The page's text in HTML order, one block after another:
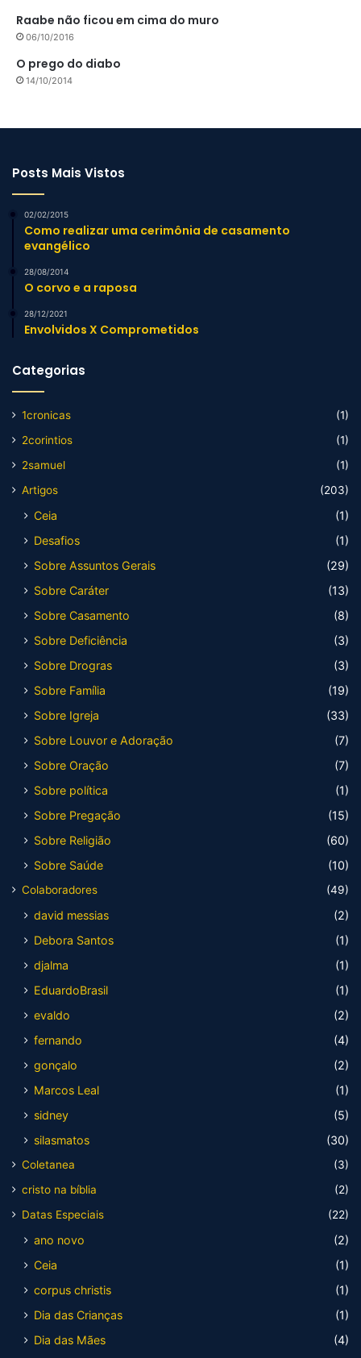
Raabe não ficou em cima do muro
06/10/2016
O prego do diabo
14/10/2014
Posts Mais Vistos
02/02/2015
Como realizar uma cerimônia de casamento
evangélico
28/08/2014
O corvo e a raposa
28/12/2021
Envolvidos X Comprometidos
Categorias
1cronicas
(1)
2corintios
(1)
2samuel
(1)
Artigos
(203)
Ceia
(1)
Desafios
(1)
Sobre Assuntos Gerais
(29)
Sobre Caráter
(13)
Sobre Casamento
(8)
Sobre Deficiência
(3)
Sobre Drogras
(3)
Sobre Família
(19)
Sobre Igreja
(33)
Sobre Louvor e Adoração
(7)
Sobre Oração
(7)
Sobre política
(1)
Sobre Pregação
(15)
Sobre Religião
(60)
Sobre Saúde
(10)
Colaboradores (49)
david messias
(2)
Debora Santos
(1)
djalma
(1)
EduardoBrasil
(1)
evaldo
(2)
fernando
(4)
gonçalo
(2)
Marcos Leal
(1)
sidney
(5)
silasmatos
(30)
Coletanea
(3)
cristo na bíblia
(2)
Datas Especiais
(22)
ano novo
(2)
Ceia
(1)
corpus christis
(1)
Dia das Crianças
(1)
Dia das Mães
(4)